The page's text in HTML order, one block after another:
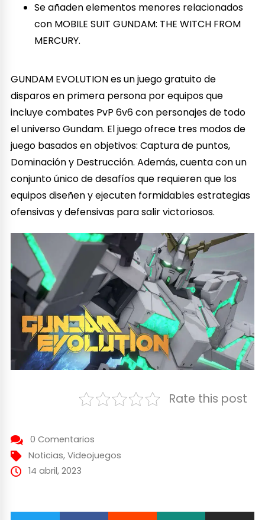
Se añaden elementos menores relacionados
con MOBILE SUIT GUNDAM: THE WITCH FROM
MERCURY.
GUNDAM EVOLUTION es un juego gratuito de
disparos en primera persona por equipos que
incluye combates PvP 6v6 con personajes de todo
el universo Gundam. El juego ofrece tres modos de
juego basados en objetivos: Captura de puntos,
Dominación y Destrucción. Además, cuenta con un
conjunto único de desafíos que requieren que los
equipos diseñen y ejecuten formidables estrategias
ofensivas y defensivas para salir victoriosos.
Rate this post
0 Comentarios
Noticias, Videojuegos
14 abril, 2023